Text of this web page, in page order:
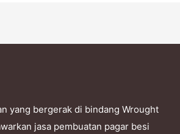
yang bergerak di bindang Wrought
jasa pembuatan pagar besi